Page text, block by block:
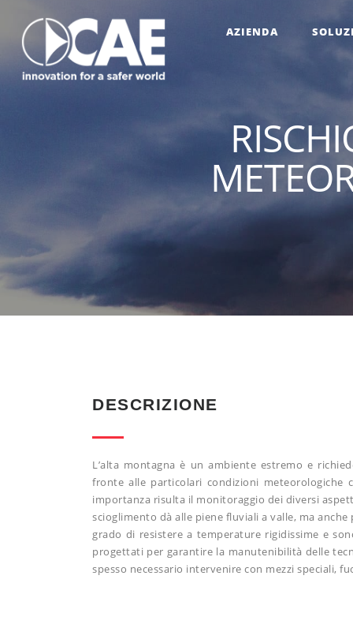
AZIENDA
DESCRIZIONE
L’alta montagna è un ambiente estremo e
fronte alle particolari condizioni
importanza risulta il monitoraggio dei diversi
scioglimento dà alle piene fluviali a valle, ma
grado di resistere a temperature rigidissime e
progettati per garantire la manutenibilità delle
spesso necessario intervenire con mezzi speciali,